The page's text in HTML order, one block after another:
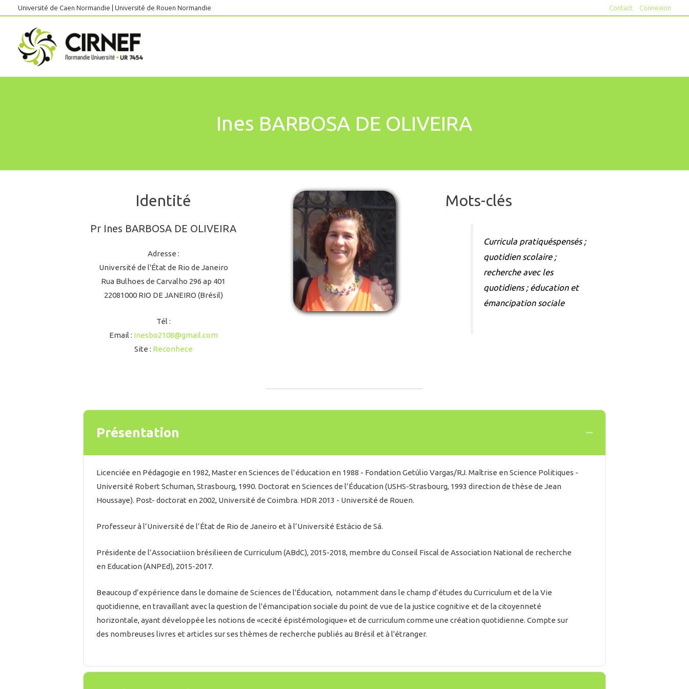
contenu
Université de Caen Normandie Université de Rouen Normandie Contact Connexion
Ines BARBOSA DE OLIVEIRA
Identité
Pr Ines BARBOSA DE OLIVEIRA
Adresse :
Université de l'État de Rio de Janeiro
Rua Bulhoes de Carvalho 296 ap 401
22081000 RIO DE JANEIRO (Brésil)
Tél :
Email : Inesbo2108@gmail.com
Site : Reconhece
Mots-clés
Curricula pratiquéspensés ;
quotidien scolaire ;
recherche avec les
quotidiens ; éducation et
émancipation sociale
Présentation Collapse
Licenciée en Pédagogie en 1982, Master en Sciences de l’éducation en 1988 - Fondation Getúlio Vargas/RJ. Maîtrise en Science Politiques -
Université Robert Schuman, Strasbourg, 1990. Doctorat en Sciences de l’Éducation (USHS-Strasbourg, 1993 direction de thèse de Jean
Houssaye). Post- doctorat en 2002, Université de Coimbra. HDR 2013 - Université de Rouen.
Professeur à l’Université de l’État de Rio de Janeiro et à l’Université Estácio de Sá.
Présidente de l’Associatiion brésilieen de Curriculum (ABdC), 2015-2018, membre du Conseil Fiscal de Association National de recherche
en Education (ANPEd), 2015-2017.
Beaucoup d’expérience dans le domaine de Sciences de l'Éducation, notamment dans le champ d’études du Curriculum et de la Vie
quotidienne, en travaillant avec la question de l'émancipation sociale du point de vue de la justice cognitive et de la citoyenneté
horizontale, ayant développée les notions de «cecité épistémologique» et de curriculum comme une création quotidienne. Compte sur
des nombreuses livres et articles sur ses thèmes de recherche publiés au Brésil et à l'étranger.